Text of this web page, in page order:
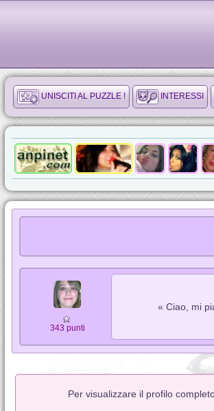
UNISCITI AL PUZZLE ! INTERESSI
343 punti
« Ciao, mi
Per visualizzare il profilo